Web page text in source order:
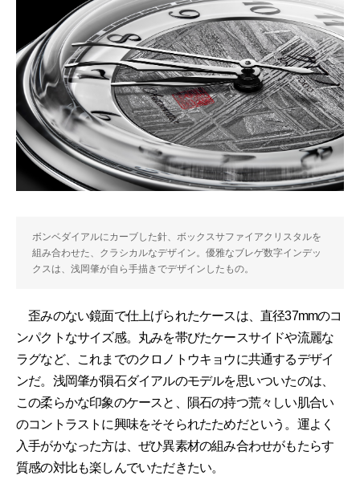
ボンベダイアルにカーブした針、ボックスサファイアクリスタルを
組み合わせた、クラシカルなデザイン。優雅なブレゲ数字インデッ
クスは、浅岡肇が自ら手描きでデザインしたもの。
歪みのない鏡面で仕上げられたケースは、直径37mmのコ
ンパクトなサイズ感。丸みを帯びたケースサイドや流麗な
ラグなど、これまでのクロノトウキョウに共通するデザイ
ンだ。浅岡肇が隕石ダイアルのモデルを思いついたのは、
この柔らかな印象のケースと、隕石の持つ荒々しい肌合い
のコントラストに興味をそそられたためだという。運よく
入手がかなった方は、ぜひ異素材の組み合わせがもたらす
質感の対比も楽しんでいただきたい。